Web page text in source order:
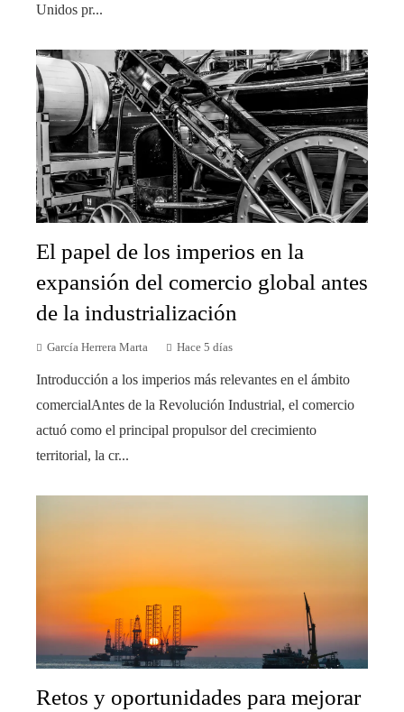
Unidos pr...
El papel de los imperios en la
expansión del comercio global antes
de la industrialización
García Herrera Marta Hace 5 días
Introducción a los imperios más relevantes en el ámbito
comercialAntes de la Revolución Industrial, el comercio
actuó como el principal propulsor del crecimiento
territorial, la cr...
Retos y oportunidades para mejorar